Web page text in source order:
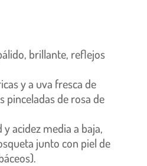
brillante, reflejos
y a uva fresca de
pinceladas de rosa de
acidez media a baja,
junto con piel de